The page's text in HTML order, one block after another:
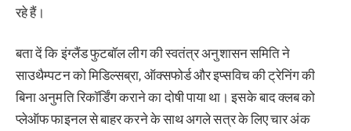
रहे हैं।
बता दें कि इंग्लैंड फुटबॉल लीग की स्वतंत्र अनुशासन समिति ने
साउथैम्पटन को मिडिल्सब्रा, ऑक्सफोर्ड और इप्सविच की ट्रेनिंग की
बिना अनुमति रिकॉर्डिंग कराने का दोषी पाया था। इसके बाद क्लब को
प्लेऑफ फाइनल से बाहर करने के साथ अगले सत्र के लिए चार अंक